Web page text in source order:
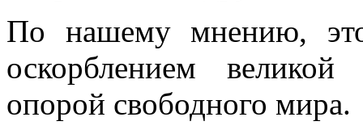
По нашему мнению,
оскорблением
опорой свободного мира.